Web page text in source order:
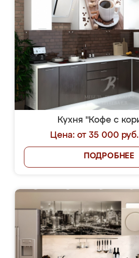
Кухня "Кофе с
Цена: от 35 000
ПОДРОБНЕЕ